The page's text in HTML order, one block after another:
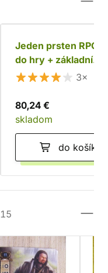
Jeden prsten RPG:
do hry + základní
příručka
3×
80,24 €
skladom
do košíka
15